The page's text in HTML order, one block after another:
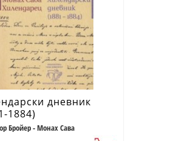
дневник
1884)
Бройер - Монах Сава